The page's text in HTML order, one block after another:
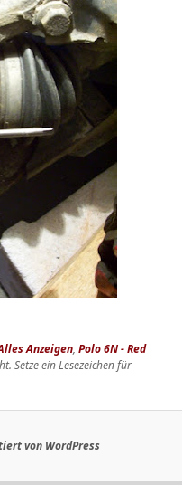
Anzeigen,Polo 6N - Red
Setze ein Lesezeichen für
von WordPress